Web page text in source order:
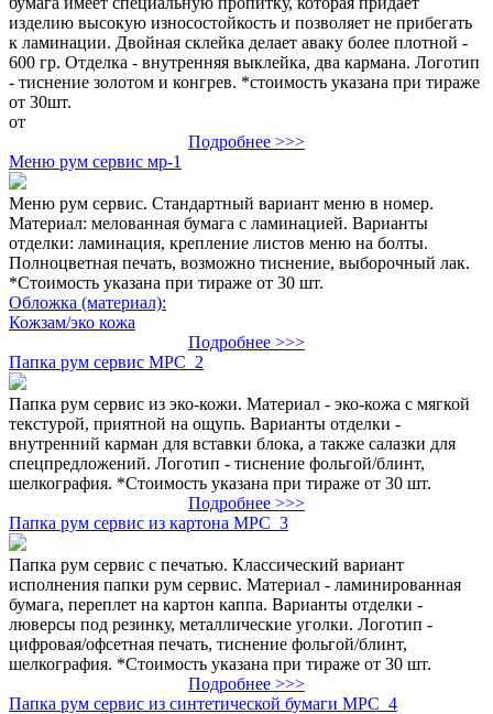
изделию высокую износостойкость и позволяет не прибегать
к ламинации. Двойная склейка делает аваку более плотной -
600 гр. Отделка - внутренняя выклейка, два кармана. Логотип
- тиснение золотом и конгрев. *стоимость указана при тираже
от 30шт.
от
Подробнее >>>
Меню рум сервис мр-1
Меню рум сервис. Стандартный вариант меню в номер.
Материал: мелованная бумага с ламинацией. Варианты
отделки: ламинация, крепление листов меню на болты.
Полноцветная печать, возможно тиснение, выборочный лак.
*Стоимость указана при тираже от 30 шт.
Обложка (материал):
Кожзам/эко кожа
Подробнее >>>
Папка рум сервис МРС_2
Папка рум сервис из эко-кожи. Материал - эко-кожа с мягкой
текстурой, приятной на ощупь. Варианты отделки -
внутренний карман для вставки блока, а также салазки для
спецпредложений. Логотип - тиснение фольгой/блинт,
шелкография. *Стоимость указана при тираже от 30 шт.
Подробнее >>>
Папка рум сервис из картона МРС_3
Папка рум сервис с печатью. Классический вариант
исполнения папки рум сервис. Материал - ламинированная
бумага, переплет на картон каппа. Варианты отделки -
люверсы под резинку, металлические уголки. Логотип -
цифровая/офсетная печать, тиснение фольгой/блинт,
шелкография. *Стоимость указана при тираже от 30 шт.
Подробнее >>>
Папка рум сервис из синтетической бумаги МРС_4